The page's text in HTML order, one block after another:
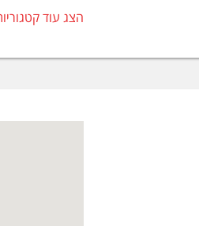
תאונות עבודה,
העובדים לשמור
הצג עוד